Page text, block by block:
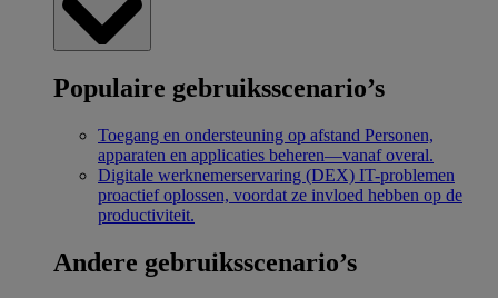
Populaire gebruiksscenario’s
Toegang en ondersteuning op afstand Personen,
apparaten en applicaties beheren—vanaf overal.
Digitale werknemerservaring (DEX) IT-problemen
proactief oplossen, voordat ze invloed hebben op de
productiviteit.
Andere gebruiksscenario’s